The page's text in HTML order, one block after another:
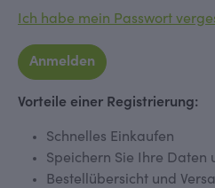
Ich habe mein Passwort
Anmelden
Vorteile einer Registrierung:
Schnelles Einkaufen
Speichern Sie Ihre Daten
Bestellübersicht und